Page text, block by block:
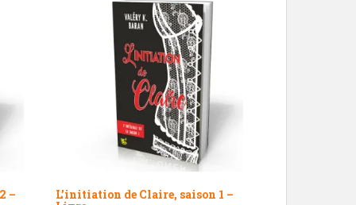
– L’initiation de Claire, saison 1 –